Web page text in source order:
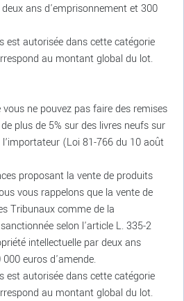
ans d'emprisonnement et 300
est autorisée dans cette catégorie
au montant global du lot.
ne pouvez pas faire des remises
plus de 5% sur des livres neufs sur
l’importateur (Loi 81-766 du 10 août
proposant la vente de produits
vous rappelons que la vente de
Tribunaux comme de la
selon l'article L. 335-2
intellectuelle par deux ans
euros d'amende.
est autorisée dans cette catégorie
au montant global du lot.